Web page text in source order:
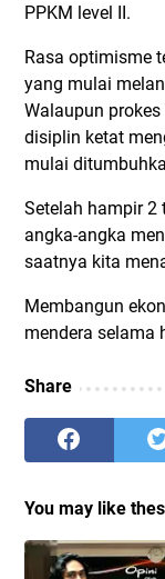
PPKM level II.
Rasa optimisme
yang mulai
Walaupun
disiplin ketat
mulai
Setelah hampir 2
angka-angka
saatnya kita
Membangun
mendera selama
Share
You may like